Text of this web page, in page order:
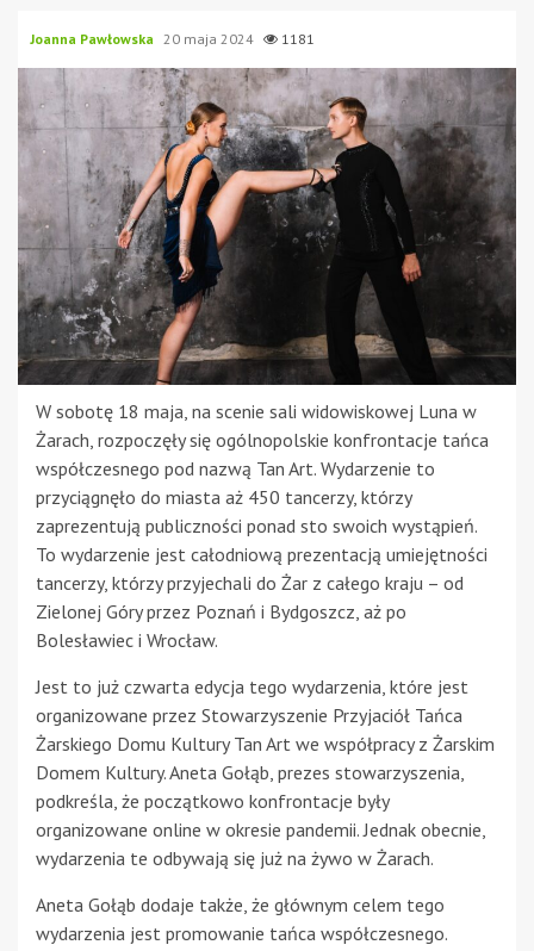
Joanna Pawłowska 20 maja 2024 1181
W sobotę 18 maja, na scenie sali widowiskowej Luna w
Żarach, rozpoczęły się ogólnopolskie konfrontacje tańca
współczesnego pod nazwą Tan Art. Wydarzenie to
przyciągnęło do miasta aż 450 tancerzy, którzy
zaprezentują publiczności ponad sto swoich wystąpień.
To wydarzenie jest całodniową prezentacją umiejętności
tancerzy, którzy przyjechali do Żar z całego kraju – od
Zielonej Góry przez Poznań i Bydgoszcz, aż po
Bolesławiec i Wrocław.
Jest to już czwarta edycja tego wydarzenia, które jest
organizowane przez Stowarzyszenie Przyjaciół Tańca
Żarskiego Domu Kultury Tan Art we współpracy z Żarskim
Domem Kultury. Aneta Gołąb, prezes stowarzyszenia,
podkreśla, że początkowo konfrontacje były
organizowane online w okresie pandemii. Jednak obecnie,
wydarzenia te odbywają się już na żywo w Żarach.
Aneta Gołąb dodaje także, że głównym celem tego
wydarzenia jest promowanie tańca współczesnego.